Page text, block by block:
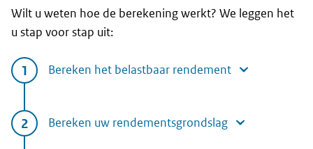
Wilt u weten hoe de berekening werkt? We leggen het
u stap voor stap uit:
Bereken het belastbaar rendement
Bereken uw rendementsgrondslag